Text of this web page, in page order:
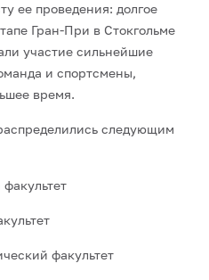
ее проведения: долгое
Гран-При в Стокгольме
участие сильнейшие
и спортсмены,
время.
следующим
факультет